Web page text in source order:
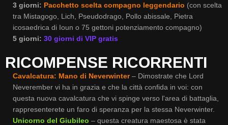
3 giorni: Pacchetto scelta compagno leggendario (con scelta
tra Mistagogo, Lich, Pseudodrago, Pollo abissale, Pietra
icosaedrica di Ioun o 75 gettoni potenziamento compagno)
5 giorni: 30 giorni di VIP gratis
RICOMPENSE RICORRENTI
Cavalcatura: Mano di Neverwinter– Dimostrate che Lord
Neverember vi ha in grazia e che la città confida in voi: con
questa nuova cavalcatura che vi spinge verso l'area di battaglia,
rappresenterete un faro di speranza per la stessa Neverwinter.
Unicorno del Giubileo – questa creatura maestosa è stata